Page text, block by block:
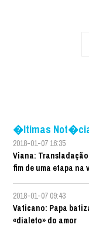
�ltimas
2018-01-07 16:35
Viana:
fim de uma etapa na
2018-01-07 09:43
Vaticano: Papa
«dialeto» do amor